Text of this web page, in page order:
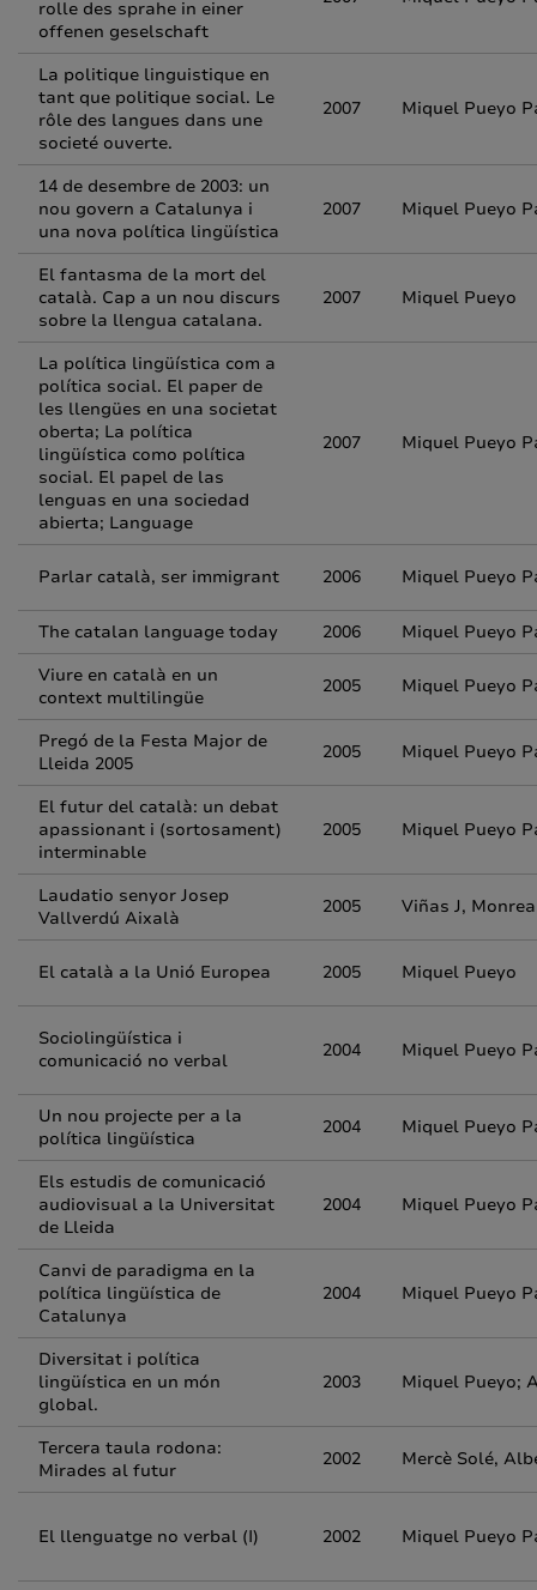
rolle des sprahe in einer
offenen geselschaft
La politique linguistique en
tant que politique social. Le
rôle des langues dans une
societé ouverte.
2007 Miquel Pueyo
14 de desembre de 2003: un
nou govern a Catalunya i
una nova política lingüística
2007 Miquel Pueyo
El fantasma de la mort del
català. Cap a un nou discurs
sobre la llengua catalana.
2007 Miquel Pueyo
La política lingüística com a
política social. El paper de
les llengües en una societat
oberta; La política
lingüística como política
social. El papel de las
lenguas en una sociedad
abierta; Language
2007 Miquel Pueyo
Parlar català, ser immigrant 2006 Miquel Pueyo
The catalan language today 2006
Miquel Pueyo
Viure en català en un
context multilingüe
2005 Miquel Pueyo
Pregó de la Festa Major de
Lleida 2005
2005 Miquel Pueyo
El futur del català: un debat
apassionant i (sortosament)
interminable
2005 Miquel Pueyo
Laudatio senyor Josep
Vallverdú Aixalà
2005 Viñas J,
El català a la Unió Europea 2005 Miquel Pueyo
Sociolingüística i
comunicació no verbal
2004 Miquel Pueyo
Un nou projecte per a la
política lingüística
2004 Miquel Pueyo
Els estudis de comunicació
audiovisual a la Universitat
de Lleida
2004 Miquel Pueyo
Canvi de paradigma en la
política lingüística de
Catalunya
2004 Miquel Pueyo
Diversitat i política
lingüística en un món
global.
2003 Miquel Pueyo;
Tercera taula rodona:
Mirades al futur
2002 Mercè Solé,
El llenguatge no verbal (I) 2002 Miquel Pueyo